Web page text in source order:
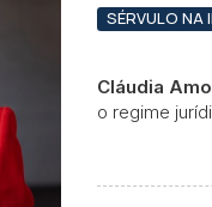
SÉRVULO NA
Cláudia
o regime